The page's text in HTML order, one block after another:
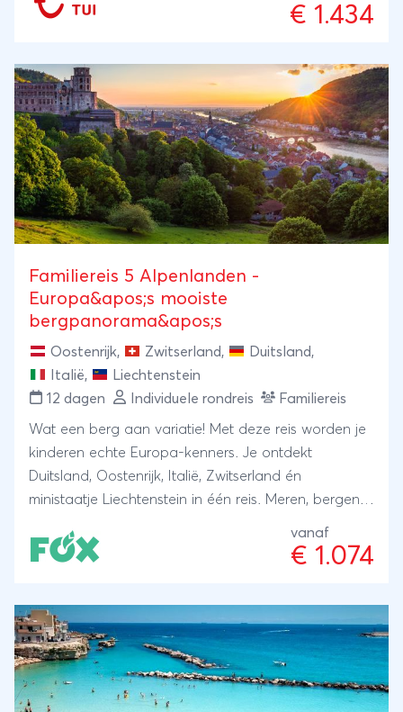
€ 1.434
Familiereis 5 Alpenlanden -
Europa&apos;s mooiste
bergpanorama&apos;s
Oostenrijk, Zwitserland, Duitsland,
Italië,
Liechtenstein
12 dagen
Individuele rondreis Familiereis
Wat een berg aan variatie! Met deze reis worden je
kinderen echte Europa-kenners. Je ontdekt
Duitsland, Oostenrijk, Italië, Zwitserland én
ministaatje Liechtenstein in één reis. Meren, bergen,
Europa.
vanaf
€ 1.074